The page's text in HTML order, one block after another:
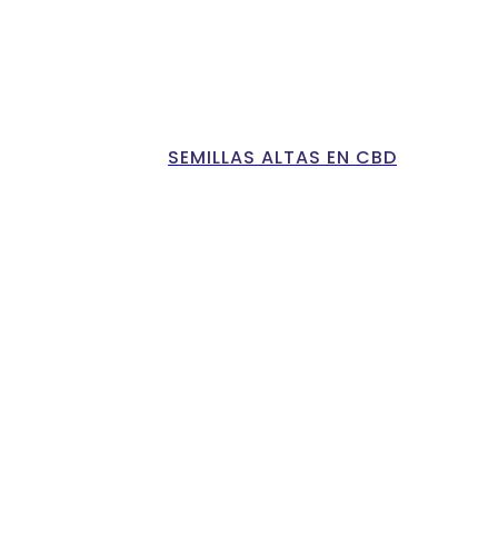
SEMILLAS ALTAS EN CBD